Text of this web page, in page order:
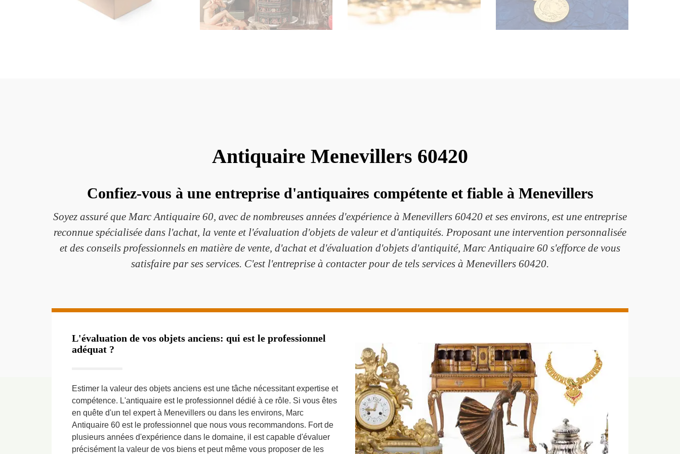
Antiquaire Menevillers 60420
Confiez-vous à une entreprise d'antiquaires compétente et fiable à Menevillers
Soyez assuré que Marc Antiquaire 60, avec de nombreuses années d'expérience à Menevillers 60420 et ses environs, est une entreprise
reconnue spécialisée dans l'achat, la vente et l'évaluation d'objets de valeur et d'antiquités. Proposant une intervention personnalisée
et des conseils professionnels en matière de vente, d'achat et d'évaluation d'objets d'antiquité, Marc Antiquaire 60 s'efforce de vous
satisfaire par ses services. C'est l'entreprise à contacter pour de tels services à Menevillers 60420.
L'évaluation de vos objets anciens: qui est le professionnel
adéquat ?
Estimer la valeur des objets anciens est une tâche nécessitant expertise et
compétence. L'antiquaire est le professionnel dédié à ce rôle. Si vous êtes
en quête d'un tel expert à Menevillers ou dans les environs, Marc
Antiquaire 60 est le professionnel que nous vous recommandons. Fort de
plusieurs années d'expérience dans le domaine, il est capable d'évaluer
précisément la valeur de vos biens et peut même vous proposer de les